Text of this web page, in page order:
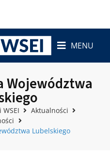
MENU
Województwa
Aktualności
Lubelskiego